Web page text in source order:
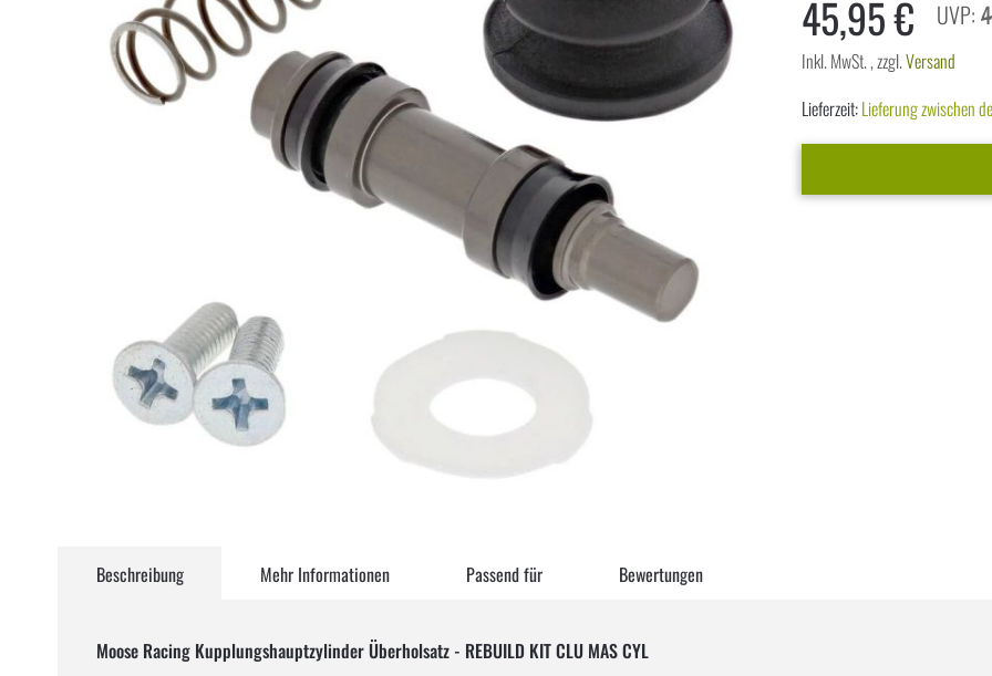
45,95 €
Inkl. MwSt.,zzgl.Versand
Lieferzeit:Lieferung zwischen
Beschreibung
Moose Racing Kupplungshauptzylinder Überholsatz - REBUILD KIT CLU MAS CYL
Mehr Informationen Passend für Bewertungen